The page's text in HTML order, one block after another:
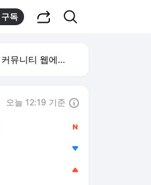
구독
티 웹에서 보기
오늘 12:19 기준